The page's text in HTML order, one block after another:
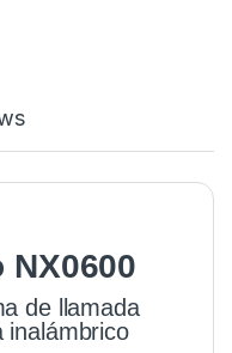
NX0600
de llamada
inalámbrico